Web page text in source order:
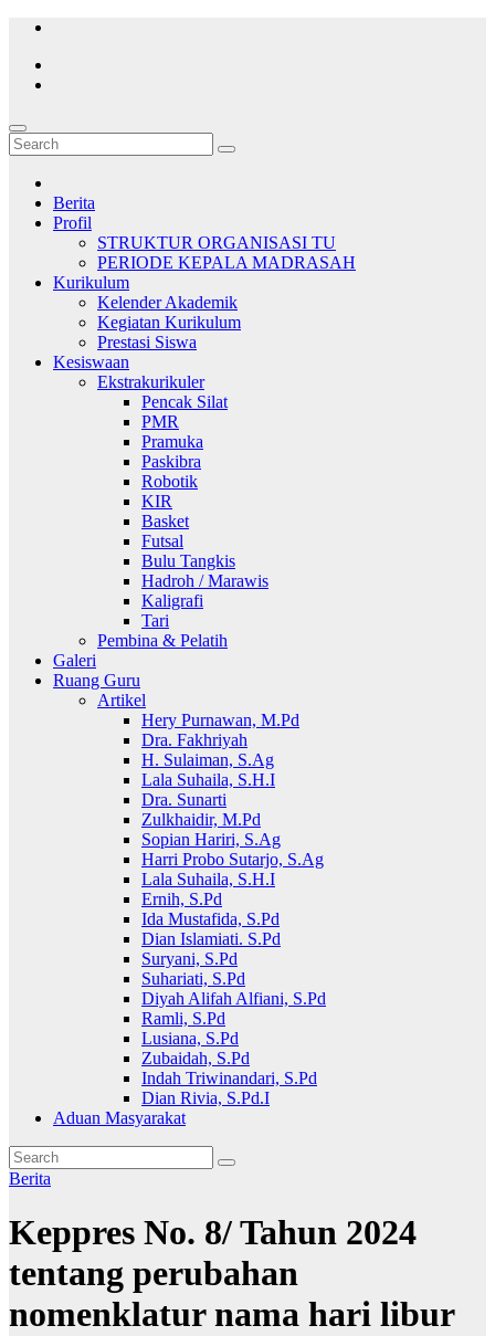
Skip
content
Berita
Profil
STRUKTUR ORGANISASI TU
PERIODE KEPALA MADRASAH
Kurikulum
Kelender Akademik
Kegiatan Kurikulum
Prestasi Siswa
Kesiswaan
Ekstrakurikuler
Pencak Silat
PMR
Pramuka
Paskibra
Robotik
KIR
Basket
Futsal
Bulu Tangkis
Hadroh / Marawis
Kaligrafi
Tari
Pembina & Pelatih
Galeri
Ruang Guru
Artikel
Hery Purnawan, M.Pd
Dra. Fakhriyah
H. Sulaiman, S.Ag
Lala Suhaila, S.H.I
Dra. Sunarti
Zulkhaidir, M.Pd
Sopian Hariri, S.Ag
Harri Probo Sutarjo, S.Ag
Lala Suhaila, S.H.I
Ernih, S.Pd
Ida Mustafida, S.Pd
Dian Islamiati. S.Pd
Suryani, S.Pd
Suhariati, S.Pd
Diyah Alifah Alfiani, S.Pd
Ramli, S.Pd
Lusiana, S.Pd
Zubaidah, S.Pd
Indah Triwinandari, S.Pd
Dian Rivia, S.Pd.I
Aduan Masyarakat
Berita
Keppres No. 8/ Tahun 2024
tentang perubahan
nomenklatur nama hari libur